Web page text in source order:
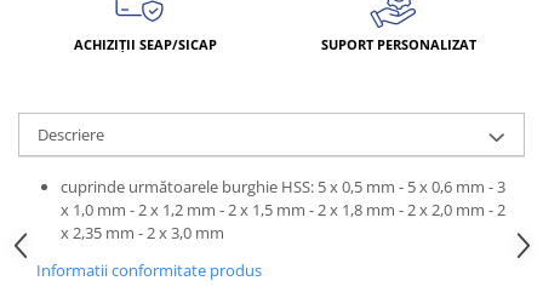
ACHIZIȚII SEAP/SICAP SUPORT PERSONALIZAT
Descriere
cuprinde următoarele burghie HSS: 5 x 0,5 mm - 5 x 0,6 mm - 3
x 1,0 mm - 2 x 1,2 mm - 2 x 1,5 mm - 2 x 1,8 mm - 2 x 2,0 mm - 2
x 2,35 mm - 2 x 3,0 mm
Informatii conformitate produs